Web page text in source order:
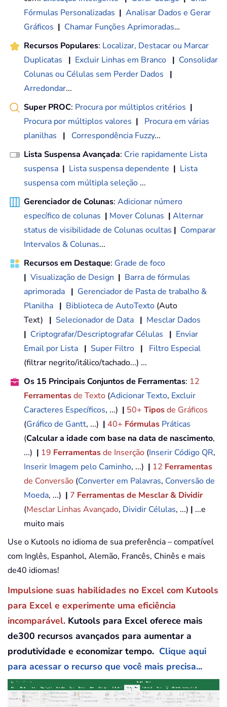
Fórmulas Personalizadas | Analisar Dados e Gerar
Gráficos | Chamar Funções Aprimoradas…
Recursos Populares: Localizar, Destacar ou Marcar
Duplicatas
| Excluir Linhas em Branco | Consolidar
Colunas ou Células sem Perder Dados
|
Arredondar...
Super PROC: Procura por múltiplos critérios |
Procura por múltiplos valores |
Procura em várias
planilhas
| Correspondência Fuzzy...
Lista Suspensa Avançada: Crie rapidamente Lista
suspensa | Lista suspensa dependente | Lista
suspensa com múltipla seleção ...
Gerenciador de Colunas: Adicionar número
específico de colunas | Mover Colunas | Alternar
status de visibilidade de Colunas ocultas | Comparar
Intervalos & Colunas...
Recursos em Destaque: Grade de foco
| Visualização de Design | Barra de fórmulas
aprimorada | Gerenciador de Pasta de trabalho &
Planilha | Biblioteca de AutoTexto (Auto
Text) | Selecionador de Data | Mesclar Dados
| Criptografar/Descriptografar Células | Enviar
Email por Lista | Super Filtro |
Filtro Especial
(filtrar negrito/itálico/tachado...) ...
Os 15 Principais Conjuntos de Ferramentas: 12
Ferramentasde Texto (Adicionar Texto, Excluir
Caracteres Específicos, ...) | 50+ Tiposde Gráficos
(Gráfico de Gantt, ...) | 40+ Fórmulas Práticas
(Calcular a idade com base na data de nascimento,
...) | 19 Ferramentasde Inserção (Inserir Código QR,
Inserir Imagem pelo Caminho, ...) | 12 Ferramentas
de Conversão (Converter em Palavras, Conversão de
Moeda, ...) | 7 Ferramentas de Mesclar & Dividir
(Mesclar Linhas Avançado, Dividir Células, ...) | ...e
muito mais
Use o Kutools no idioma de sua preferência – compatível
com Inglês, Espanhol, Alemão, Francês, Chinês e mais
de40 idiomas!
Impulsione suas habilidades no Excel com Kutools
para Excel e experimente uma eficiência
incomparável. Kutools para Excel oferece mais
de300 recursos avançados para aumentar a
produtividade e economizar tempo. Clique aqui
para acessar o recurso que você mais precisa...